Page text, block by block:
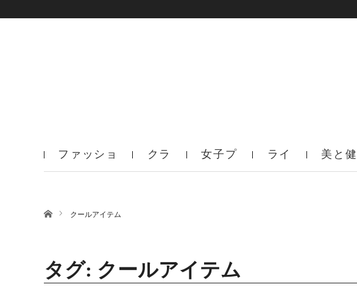
ファッショ クラ 女子プ ライ 美と健
ホームクールアイテム
タグ: クールアイテム